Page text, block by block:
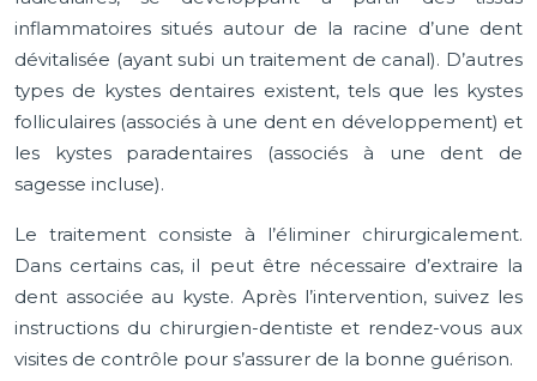
inflammatoires situés autour de la racine d’une dent
dévitalisée (ayant subi un traitement de canal). D’autres
types de kystes dentaires existent, tels que les kystes
folliculaires (associés à une dent en développement) et
les kystes paradentaires (associés à une dent de
sagesse incluse).
Le traitement consiste à l’éliminer chirurgicalement.
Dans certains cas, il peut être nécessaire d’extraire la
dent associée au kyste. Après l’intervention, suivez les
instructions du chirurgien-dentiste et rendez-vous aux
visites de contrôle pour s’assurer de la bonne guérison.